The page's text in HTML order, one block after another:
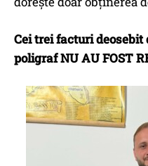
Cei trei facturi
poligraf NU AU FOST